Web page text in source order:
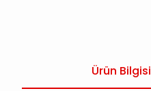
Ürün Bilgisi